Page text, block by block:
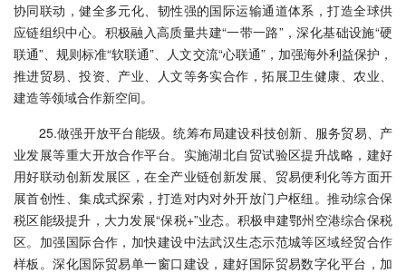
协同联动，健全多元化、韧性强的国际运输通道体系，打造全球供
应链组织中心。积极融入高质量共建“一带一路”，深化基础设施“硬
联通”、规则标准“软联通”、人文交流“心联通”，加强海外利益保护，
推进贸易、投资、产业、人文等务实合作，拓展卫生健康、农业、
建造等领域合作新空间。
25.做强开放平台能级。统筹布局建设科技创新、服务贸易、产
业发展等重大开放合作平台。实施湖北自贸试验区提升战略，建好
用好联动创新发展区，在全产业链创新发展、贸易便利化等方面开
展首创性、集成式探索，打造对内对外开放门户枢纽。推动综合保
税区能级提升，大力发展“保税+”业态。积极申建鄂州空港综合保税
区。加强国际合作，加快建设中法武汉生态示范城等区域经贸合作
样板。深化国际贸易单一窗口建设，建好国际贸易数字化平台，加